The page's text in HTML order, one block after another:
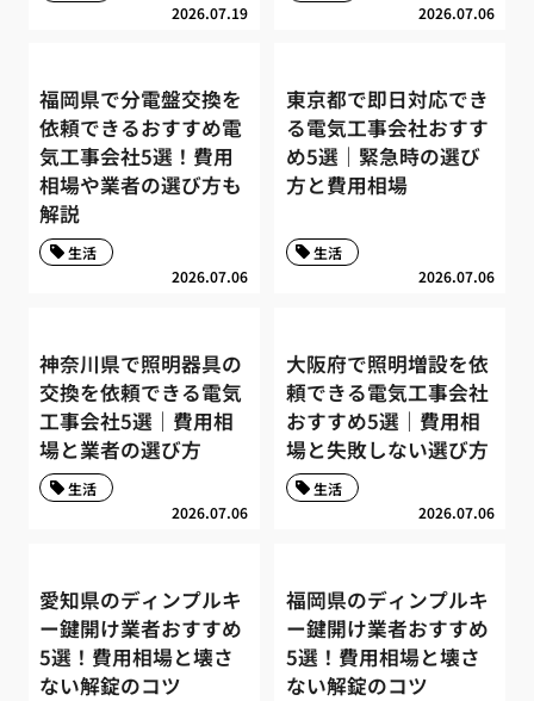
2026.07.19 2026.07.06
福岡県で分電盤交換を
依頼できるおすすめ電
気工事会社5選！費用
相場や業者の選び方も
解説
2026.07.06
生活
東京都で即日対応でき
る電気工事会社おすす
め5選｜緊急時の選び
方と費用相場
2026.07.06
生活
神奈川県で照明器具の
交換を依頼できる電気
工事会社5選｜費用相
場と業者の選び方
2026.07.06
生活
大阪府で照明増設を依
頼できる電気工事会社
おすすめ5選｜費用相
場と失敗しない選び方
2026.07.06
生活
愛知県のディンプルキ
ー鍵開け業者おすすめ
5選！費用相場と壊さ
ない解錠のコツ
福岡県のディンプルキ
ー鍵開け業者おすすめ
5選！費用相場と壊さ
ない解錠のコツ